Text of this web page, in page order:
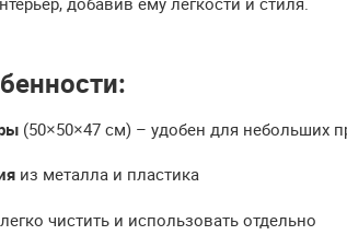
(50×50×47 см) – удобен для небольших
из металла и пластика
чистить и использовать отдельно